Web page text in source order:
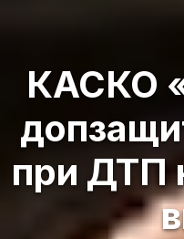
КАСКО
при ДТП